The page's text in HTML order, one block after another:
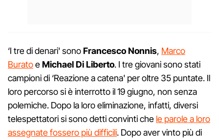
‘I tre di denari' sonoFrancesco Nonnis, Marco
BuratoeMichael Di Liberto. I tre giovani sono stati
campioni di ‘Reazione a catena' per oltre 35 puntate. Il
loro percorso si è interrotto il 19 giugno, non senza
polemiche. Dopo la loro eliminazione, infatti, diversi
telespettatori si sono detti convinti che le parole a loro
assegnate fossero più difficili. Dopo aver vinto più di